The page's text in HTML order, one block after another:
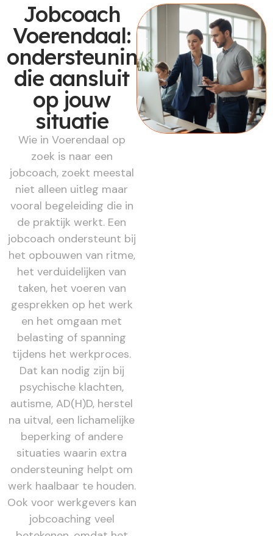
Jobcoach
Voerendaal:
ondersteuning
die aansluit
op jouw
situatie
Wie in Voerendaal op
zoek is naar een
jobcoach, zoekt meestal
niet alleen uitleg maar
vooral begeleiding die in
de praktijk werkt. Een
jobcoach ondersteunt bij
het opbouwen van ritme,
het verduidelijken van
taken, het voeren van
gesprekken op het werk
en het omgaan met
belasting of spanning
tijdens het werkproces.
Dat kan nodig zijn bij
psychische klachten,
autisme, AD(H)D, herstel
na uitval, een lichamelijke
beperking of andere
situaties waarin extra
ondersteuning helpt om
werk haalbaar te houden.
Ook voor werkgevers kan
jobcoaching veel